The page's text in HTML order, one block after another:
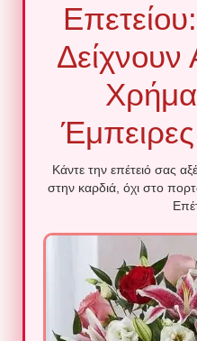
Κάντε την επέτειό σας
στην καρδιά, όχι στο